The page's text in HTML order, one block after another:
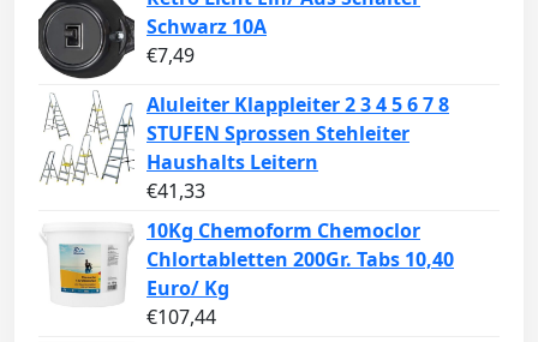
Schwarz 10A
€7,49
Aluleiter Klappleiter 2 3 4 5 6 7 8
STUFEN Sprossen Stehleiter
Haushalts Leitern
€41,33
10Kg Chemoform Chemoclor
Chlortabletten 200Gr. Tabs 10,40
Euro/ Kg
€107,44